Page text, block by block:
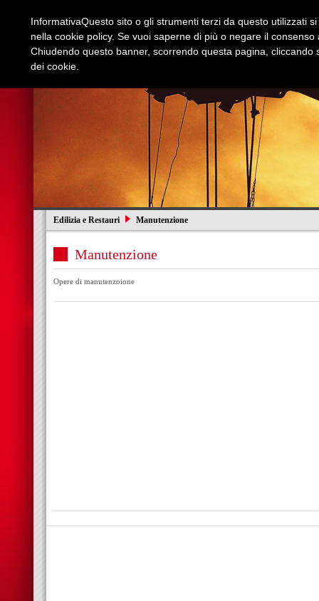
Edilizia e Restauri Manutenzione
Manutenzione
Opere di manutenzoione
InformativaQuesto sito o gli strumenti terzi da questo utilizzati
nella cookie policy. Se vuoi saperne di più o negare il
Chiudendo questo banner, scorrendo questa pagina,
dei cookie.